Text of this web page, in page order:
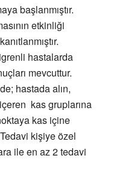
başlanmıştır.
etkinliği
hastalarda
mevcuttur.
hastada alın,
kas gruplarına
kas içine
kişiye özel
ile en az 2 tedavi